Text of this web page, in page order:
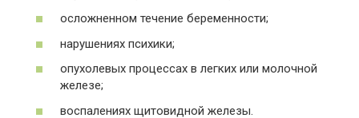
осложненном течение беременности;
нарушениях психики;
опухолевых процессах в легких или молочной
железе;
воспалениях щитовидной железы.